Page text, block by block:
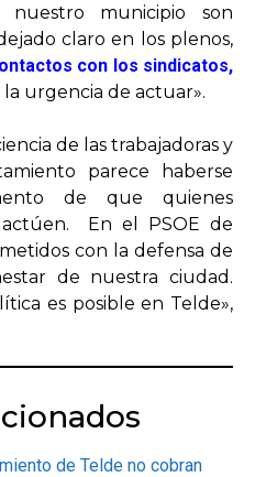
municipio son
claro en los plenos,
con los sindicatos,
urgencia de actuar».
de las trabajadoras y
parece haberse
de que quienes
En el PSOE de
con la defensa de
de nuestra ciudad.
es posible en Telde»,
de Telde no cobran